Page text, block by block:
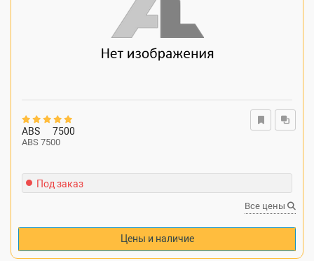
ABS 7500
ABS 7500
Под заказ
Все цены
Цены и наличие